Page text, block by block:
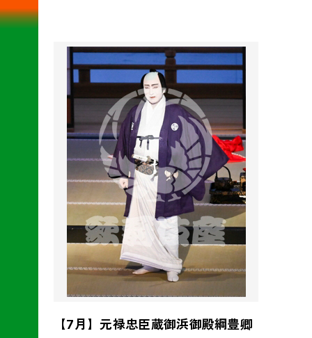
【7月】元禄忠臣蔵御浜御殿綱豊卿